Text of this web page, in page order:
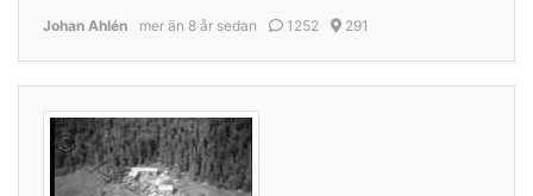
Johan Ahlén mer än 8 år sedan 1252 291